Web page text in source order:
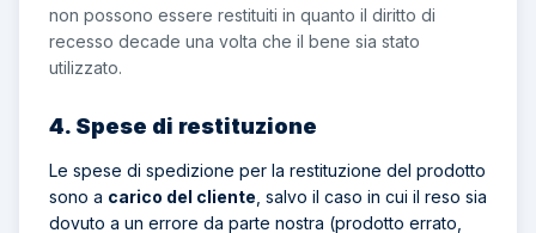
non possono essere restituiti in quanto il diritto di
recesso decade una volta che il bene sia stato
utilizzato.
4. Spese di restituzione
Le spese di spedizione per la restituzione del prodotto
sono a carico del cliente , salvo il caso in cui il reso sia
dovuto a un errore da parte nostra (prodotto errato,